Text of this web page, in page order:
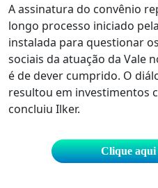
A assinatura do convênio
longo processo iniciado
instalada para questionar
sociais da atuação da Vale
é de dever cumprido. O
resultou em investimentos
concluiu Ilker.
Clique